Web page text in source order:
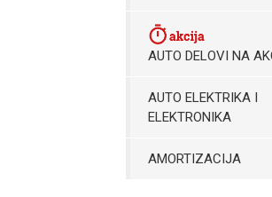
AUTO DELOVI NA
AUTO ELEKTRIKA I
ELEKTRONIKA
AMORTIZACIJA